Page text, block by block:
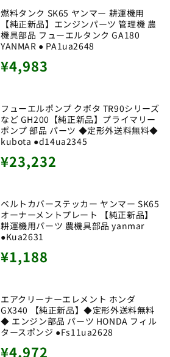
価
格
燃料タンク SK65 ヤンマー 耕運機用
【純正新品】エンジンパーツ 管理機 農
機具部品 フューエルタンク GA180
YANMAR ● PA1ua2648
通
価
格
¥4,983
フューエルポンプ クボタ TR90シリーズ
など GH200【純正新品】プライマリー
ポンプ 部品 パーツ ◆定形外送料無料◆
kubota ●d14ua2345
通
価
格
¥23,232
ベルトカバーステッカー ヤンマー SK65
オーナーメントプレート 【純正新品】
耕運機用パーツ 農機具部品 yanmar
●Kua2631
通
価
格
¥1,188
エアクリーナーエレメント ホンダ
GX340 【純正新品】◆定形外送料無料
◆ エンジン部品 パーツ HONDA フィル
タースポンジ ●Fs11ua2628
通
¥4,972